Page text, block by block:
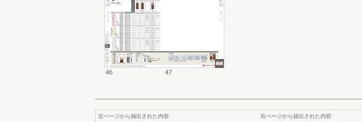
46 47
左ページから抽出された内容
右ページから抽出された内容